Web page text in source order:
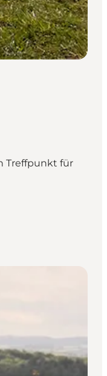
Treffpunkt für